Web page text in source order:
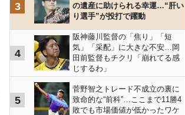
3
の遺産に助けられる幸運…“肝い
り選手”が投打で躍動
4
阪神藤川監督の「焦り」「短
気」「采配」に大きな不安…岡
田前監督もチクリ「崩れてる感
じするわ」
5
菅野智之トレード不成立の裏に
致命的な“前科”…ここまで11勝4
敗でも市場価値が低かったワケ